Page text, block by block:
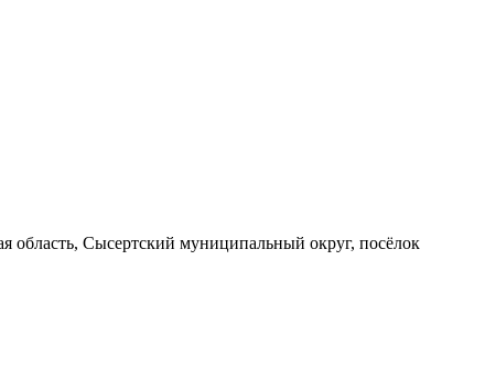
область, Сысертский муниципальный округ, посёлок